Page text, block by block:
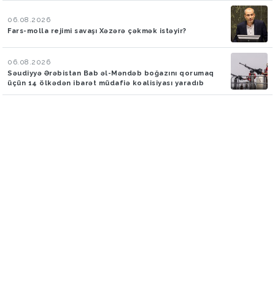
06.08.2026
Fars-molla rejimi savaşı Xəzərə çəkmək istəyir?
06.08.2026
Səudiyyə Ərəbistan Bab əl-Məndəb boğazını qorumaq
üçün 14 ölkədən ibarət müdafiə koalisiyası yaradıb